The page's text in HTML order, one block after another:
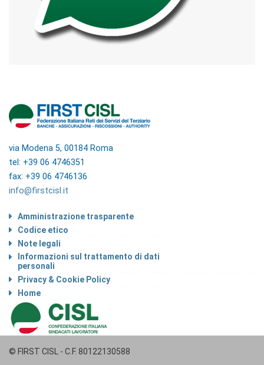
via Modena 5, 00184 Roma
tel: +39 06 4746351
fax: +39 06 4746136
info@firstcisl.it
Amministrazione trasparente
Codice etico
Note legali
Informazioni sul trattamento di dati
personali
Privacy & Cookie Policy
Home
© FIRST CISL - C.F. 80122130588